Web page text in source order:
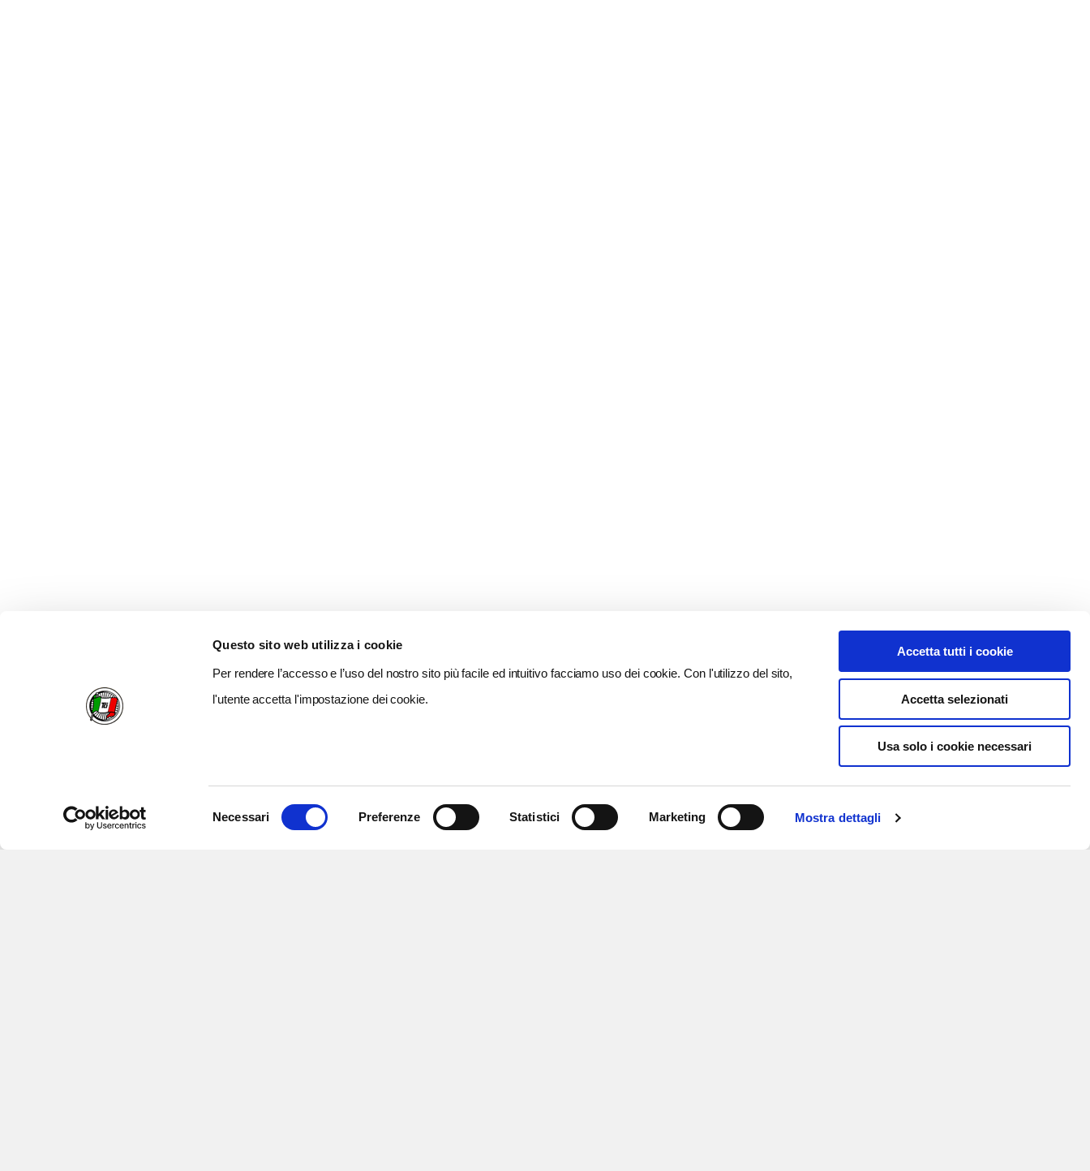
Questo sito web utilizza i cookie
Per rendere l’accesso e l’uso del nostro sito più facile ed intuitivo facciamo uso dei cookie. Con l'utilizzo del sito,
l'utente accetta l'impostazione dei cookie.
Necessari Preferenze Statistici Marketing Mostra dettagli
Accetta tutti i cookie
Accetta selezionati
Usa solo i cookie necessari